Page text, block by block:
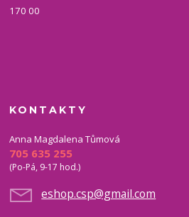
170 00
KONTAKTY
Anna Magdalena Tůmová
705 635 255
(Po-Pá, 9-17 hod.)
eshop.csp@gmail.com